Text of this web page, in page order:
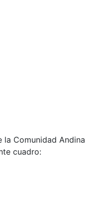
Comunidad Andina
cuadro: